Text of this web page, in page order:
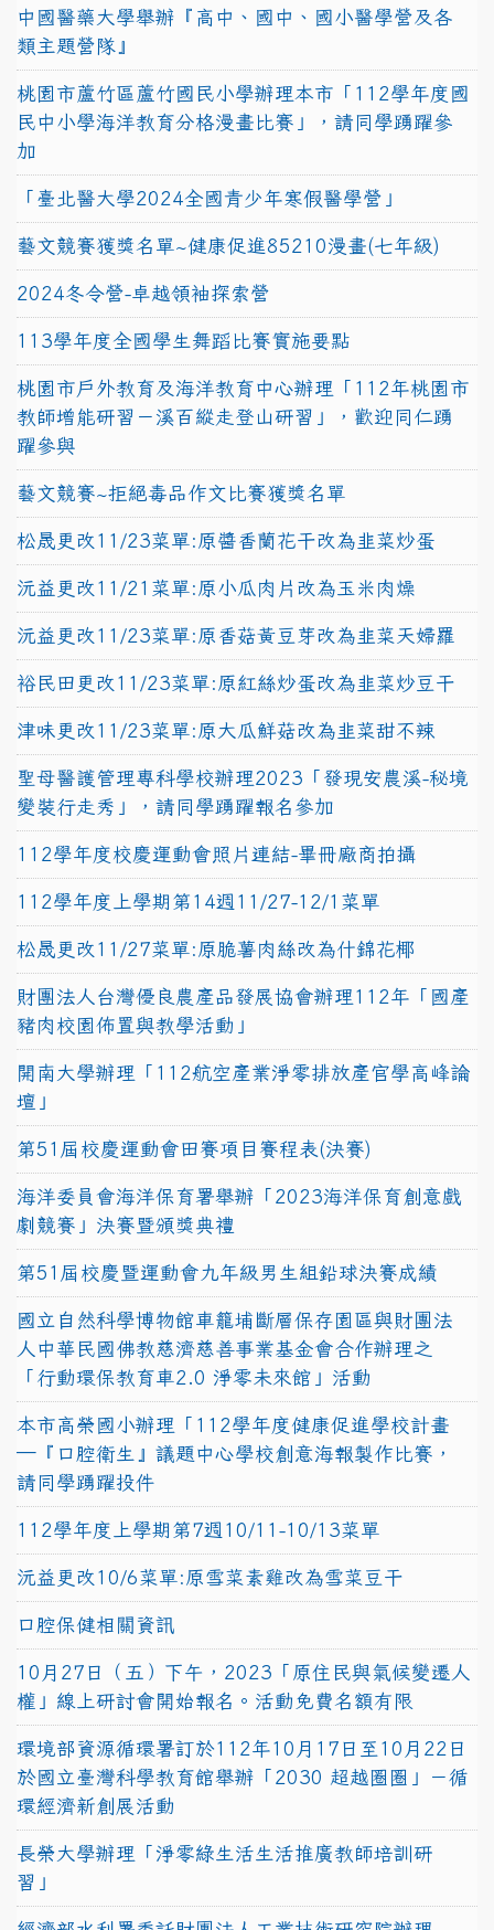
中國醫藥大學舉辦『高中、國中、國小醫學營及各
類主題營隊』
桃園市蘆竹區蘆竹國民小學辦理本市「112學年度國
民中小學海洋教育分格漫畫比賽」，請同學踴躍參
加
「臺北醫大學2024全國青少年寒假醫學營」
藝文競賽獲獎名單~健康促進85210漫畫(七年級)
2024冬令營-卓越領袖探索營
113學年度全國學生舞蹈比賽實施要點
桃園市戶外教育及海洋教育中心辦理「112年桃園市
教師增能研習－溪百縱走登山研習」，歡迎同仁踴
躍參與
藝文競賽~拒絕毒品作文比賽獲獎名單
松晟更改11/23菜單:原醬香蘭花干改為韭菜炒蛋
沅益更改11/21菜單:原小瓜肉片改為玉米肉燥
沅益更改11/23菜單:原香菇黃豆芽改為韭菜天婦羅
裕民田更改11/23菜單:原紅絲炒蛋改為韭菜炒豆干
津味更改11/23菜單:原大瓜鮮菇改為韭菜甜不辣
聖母醫護管理專科學校辦理2023「發現安農溪-秘境
變裝行走秀」，請同學踴躍報名參加
112學年度校慶運動會照片連結-畢冊廠商拍攝
112學年度上學期第14週11/27-12/1菜單
松晟更改11/27菜單:原脆薯肉絲改為什錦花椰
財團法人台灣優良農產品發展協會辦理112年「國產
豬肉校園佈置與教學活動」
開南大學辦理「112航空產業淨零排放產官學高峰論
壇」
第51屆校慶運動會田賽項目賽程表(決賽)
海洋委員會海洋保育署舉辦「2023海洋保育創意戲
劇競賽」決賽暨頒獎典禮
第51屆校慶暨運動會九年級男生組鉛球決賽成績
國立自然科學博物館車籠埔斷層保存園區與財團法
人中華民國佛教慈濟慈善事業基金會合作辦理之
「行動環保教育車2.0 淨零未來館」活動
本市高榮國小辦理「112學年度健康促進學校計畫
─『口腔衛生』議題中心學校創意海報製作比賽，
請同學踴躍投件
112學年度上學期第7週10/11-10/13菜單
沅益更改10/6菜單:原雪菜素雞改為雪菜豆干
口腔保健相關資訊
10月27日（五）下午，2023「原住民與氣候變遷人
權」線上研討會開始報名。活動免費名額有限
環境部資源循環署訂於112年10月17日至10月22日
於國立臺灣科學教育館舉辦「2030 超越圈圈」－循
環經濟新創展活動
長榮大學辦理「淨零綠生活生活推廣教師培訓研
習」